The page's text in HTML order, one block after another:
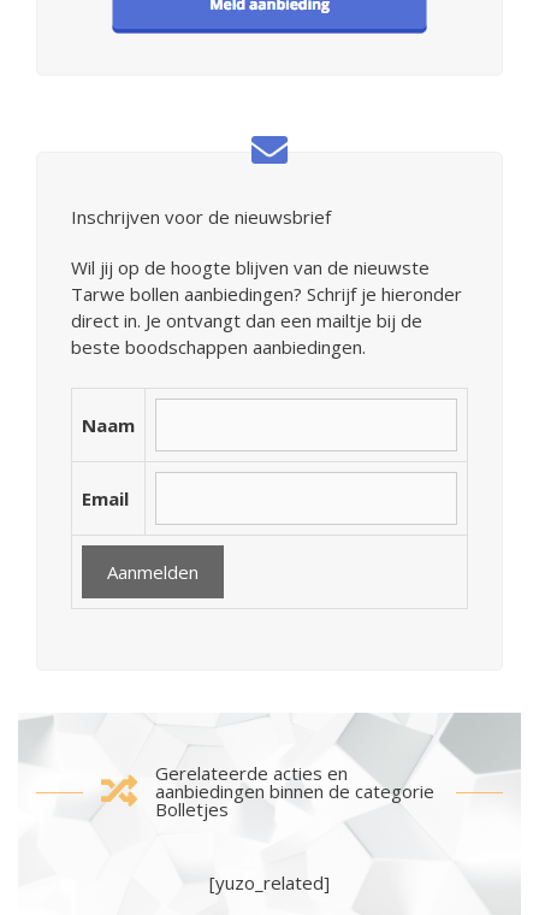
Inschrijven voor de nieuwsbrief
Wil jij op de hoogte blijven van de nieuwste
Tarwe bollen aanbiedingen? Schrijf je hieronder
direct in. Je ontvangt dan een mailtje bij de
beste boodschappen aanbiedingen.
Naam
Email
Gerelateerde acties en
aanbiedingen binnen de categorie
Bolletjes
[yuzo_related]